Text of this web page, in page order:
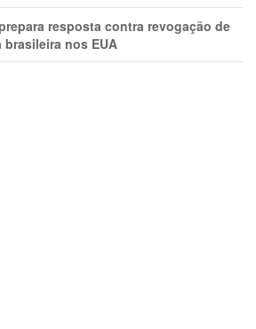
resposta contra revogação de
nos EUA